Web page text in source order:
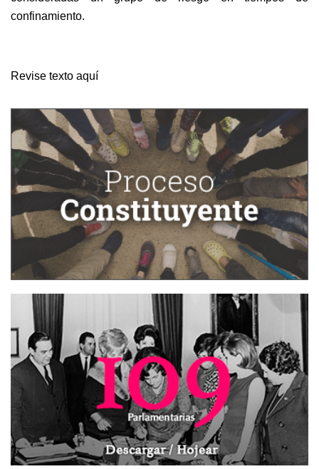
confinamiento.
Revise texto aquí